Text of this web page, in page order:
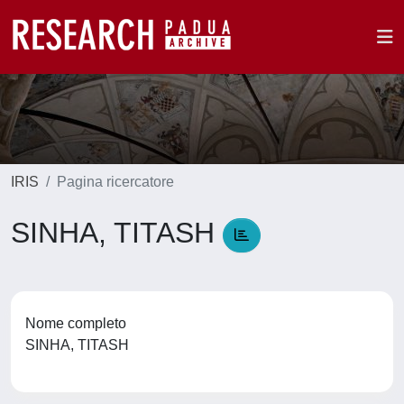
IRIS Pagina ricercatore
SINHA, TITASH
Nome completo
SINHA, TITASH